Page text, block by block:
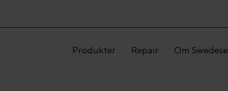
Produkter Repair Om Swedese